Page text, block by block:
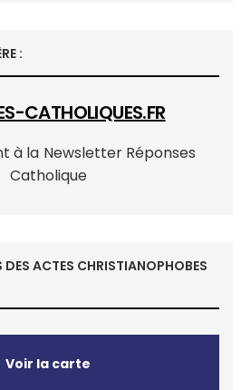
:
CATHOLIQUES.FR
ACTES CHRISTIANOPHOBES
Voir la carte